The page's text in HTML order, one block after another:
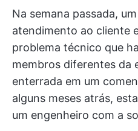
Na semana passada,
atendimento ao cliente
problema técnico que
membros diferentes da
enterrada em um
alguns meses atrás,
um engenheiro com a